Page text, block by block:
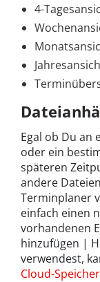
4-
Egal ob Du an
oder ein
späteren
andere
Terminplaner
einfach einen
vorhandenen
hinzufügen |
verwendest,
Cloud-